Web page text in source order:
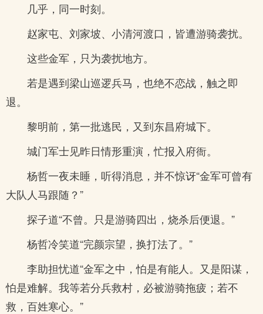
几乎，同一时刻。
赵家屯、刘家坡、小清河渡口，皆遭游骑袭扰。
这些金军，只为袭扰地方。
若是遇到梁山巡逻兵马，也绝不恋战，触之即
退。
黎明前，第一批逃民，又到东昌府城下。
城门军士见昨日情形重演，忙报入府衙。
杨哲一夜未睡，听得消息，并不惊讶“金军可曾有
大队人马跟随？”
探子道“不曾。只是游骑四出，烧杀后便退。”
杨哲冷笑道“完颜宗望，换打法了。”
李助担忧道“金军之中，怕是有能人。又是阳谋，
怕是难解。我等若分兵救村，必被游骑拖疲；若不
救，百姓寒心。”